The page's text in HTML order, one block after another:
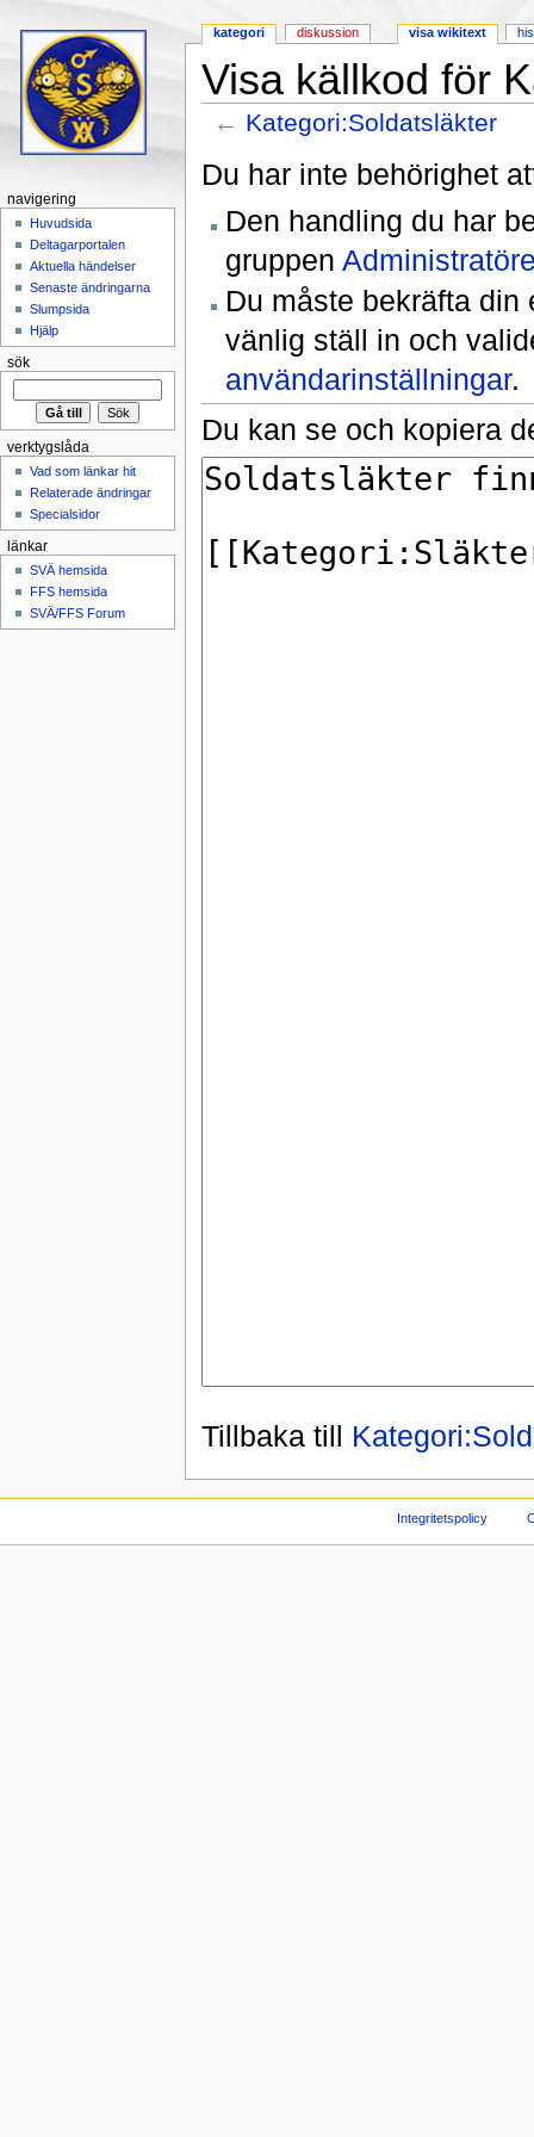
Visa källkod för
← Kategori:Soldatsläkter
Du har inte behörighet
Den handling du har
gruppen
Du måste bekräfta din
vänlig ställ in och
användarinställningar.
Du kan se och kopiera
Tillbaka till
kategori diskussion visa wikitext
navigering
Huvudsida
Deltagarportalen
Aktuella händelser
Senaste ändringarna
Slumpsida
Hjälp
sök
verktygslåda
Vad som länkar hit
Relaterade ändringar
Specialsidor
länkar
SVÄ hemsida
FFS hemsida
SVÄ/FFS Forum
Integritetspolicy